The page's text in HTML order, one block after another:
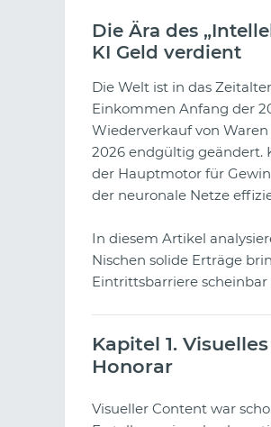
Die Ära des
KI Geld verdient
Die Welt ist in das
Einkommen Anfang der
Wiederverkauf von
2026 endgültig geändert.
der Hauptmotor für
der neuronale Netze
In diesem Artikel
Nischen solide Erträge
Eintrittsbarriere
Kapitel 1.
Honorar
Visueller Content war